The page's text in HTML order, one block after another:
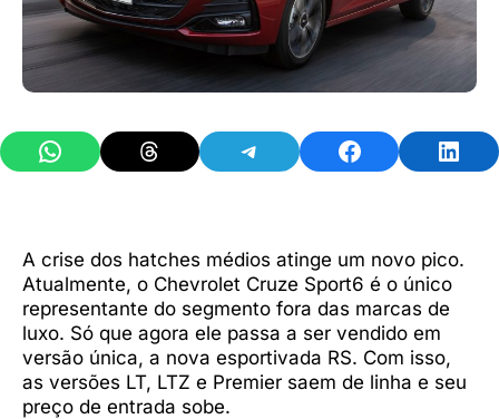
Share on WhatsAppShare on ThreadsShare on TelegramShare on Facebook
A crise dos hatches médios atinge um novo pico.
Atualmente, o Chevrolet Cruze Sport6 é o único
representante do segmento fora das marcas de
luxo. Só que agora ele passa a ser vendido em
versão única, a nova esportivada RS. Com isso,
as versões LT, LTZ e Premier saem de linha e seu
preço de entrada sobe.